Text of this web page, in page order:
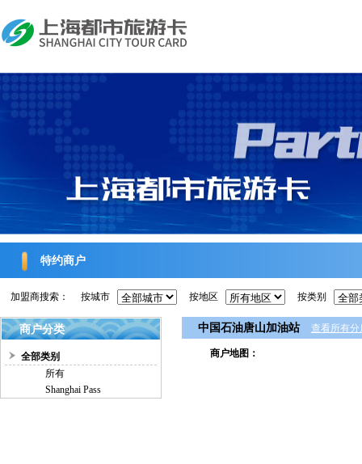
特约商户
加盟商搜索： 按城市 按地区 按类别
商户分类
全部类别
所有
Shanghai Pass
中国石油唐山加油站 查看所有分
商户地图：